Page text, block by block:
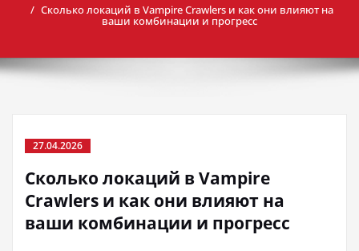
Сколько локаций в Vampire Crawlers и как они влияют на
ваши комбинации и прогресс
27.04.2026
Сколько локаций в Vampire
Crawlers и как они влияют на
ваши комбинации и прогресс